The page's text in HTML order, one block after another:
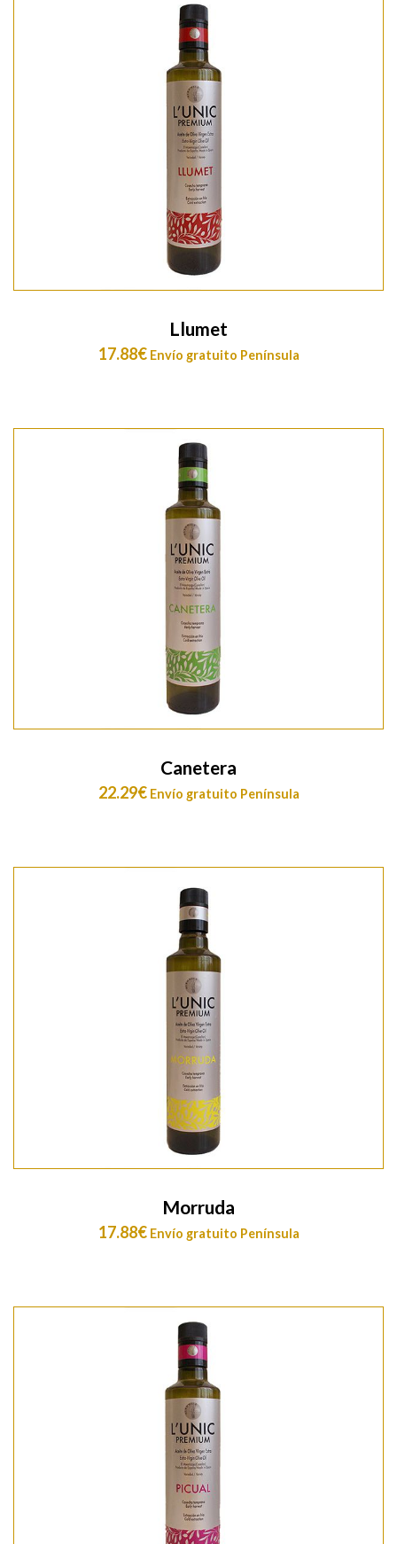
Llumet
17.88€ Envío gratuito Península
Canetera
22.29€ Envío gratuito Península
Morruda
17.88€ Envío gratuito Península